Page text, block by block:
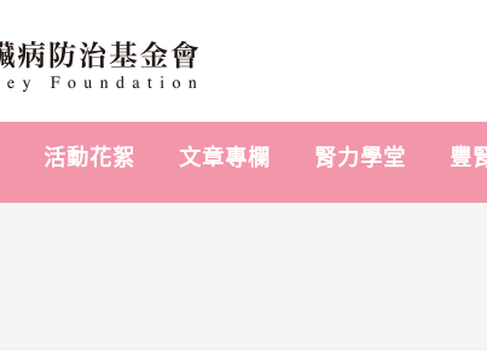
活動花絮 文章專欄 腎力學堂 豐